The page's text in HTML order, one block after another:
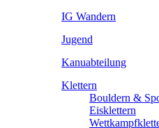
IG Wandern
Jugend
Kanuabteilung
Klettern
Bouldern &
Eisklettern